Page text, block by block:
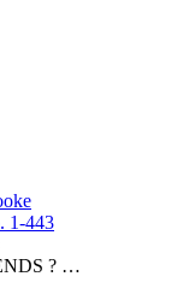
1-443
? …